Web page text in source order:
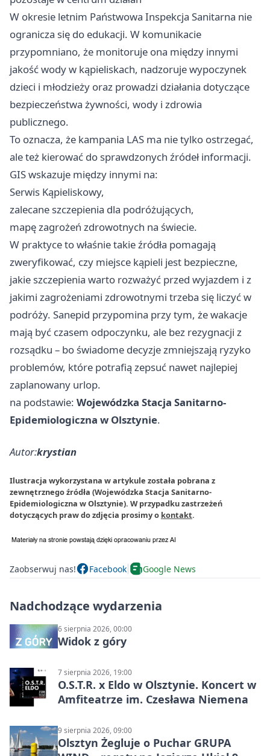
W okresie letnim Państwowa Inspekcja Sanitarna nie
ogranicza się do edukacji. W komunikacie
przypomniano, że monitoruje ona między innymi
jakość wody w kąpieliskach, nadzoruje wypoczynek
dzieci i młodzieży oraz prowadzi działania dotyczące
bezpieczeństwa żywności, wody i zdrowia
publicznego.
To oznacza, że kampania LAS ma nie tylko ostrzegać,
ale też kierować do sprawdzonych źródeł informacji.
GIS wskazuje między innymi na:
Serwis Kąpieliskowy,
zalecane szczepienia dla podróżujących,
mapę zagrożeń zdrowotnych na świecie.
W praktyce to właśnie takie źródła pomagają
zweryfikować, czy miejsce kąpieli jest bezpieczne,
jakie szczepienia warto rozważyć przed wyjazdem i z
jakimi zagrożeniami zdrowotnymi trzeba się liczyć w
podróży. Sanepid przypomina przy tym, że wakacje
mają być czasem odpoczynku, ale bez rezygnacji z
rozsądku – bo świadome decyzje zmniejszają ryzyko
problemów, które potrafią zepsuć nawet najlepiej
zaplanowany urlop.
na podstawie: Wojewódzka Stacja Sanitarno-
Epidemiologiczna w Olsztynie.
Autor:krystian
Ilustracja wykorzystana w artykule została pobrana z
zewnętrznego źródła (Wojewódzka Stacja Sanitarno-
Epidemiologiczna w Olsztynie). W przypadku zastrzeżeń
dotyczących praw do zdjęcia prosimy o kontakt.
Zaobserwuj nas! Facebook Google News
Nadchodzące wydarzenia
6 sierpnia 2026, 00:00
Widok z góry
7 sierpnia 2026, 19:00
O.S.T.R. x Eldo w Olsztynie. Koncert w
Amfiteatrze im. Czesława Niemena
9 sierpnia 2026, 09:00
Olsztyn Żegluje o Puchar GRUPA